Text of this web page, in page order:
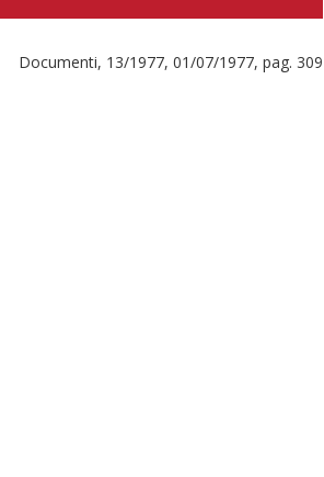
Documenti, 13/1977, 01/07/1977, pag. 309